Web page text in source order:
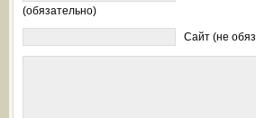
(обязательно)
Сайт (не